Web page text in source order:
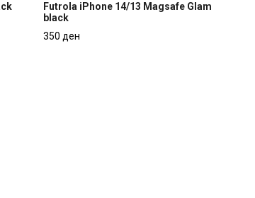
Futrola iPhone 14/13 Magsafe Glam
Futrola iPhone 14/13 Magsafe Glam
black
350 ден